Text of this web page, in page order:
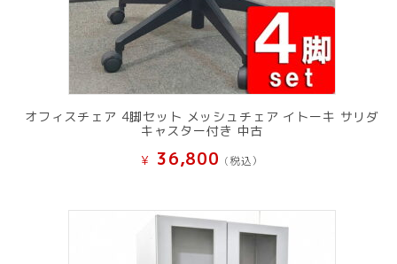
オフィスチェア 4脚セット メッシュチェア イトーキ サリダ
キャスター付き 中古
¥ 36,800 (税込）